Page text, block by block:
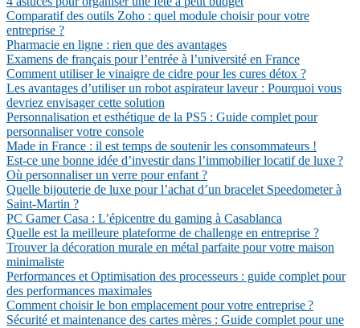
Comparatif des outils Zoho : quel module choisir pour votre
entreprise ?
Pharmacie en ligne : rien que des avantages
Examens de français pour l’entrée à l’université en France
Comment utiliser le vinaigre de cidre pour les cures détox ?
Les avantages d’utiliser un robot aspirateur laveur : Pourquoi vous
devriez envisager cette solution
Personnalisation et esthétique de la PS5 : Guide complet pour
personnaliser votre console
Made in France : il est temps de soutenir les consommateurs !
Est-ce une bonne idée d’investir dans l’immobilier locatif de luxe ?
Où personnaliser un verre pour enfant ?
Quelle bijouterie de luxe pour l’achat d’un bracelet Speedometer à
Saint-Martin ?
PC Gamer Casa : L’épicentre du gaming à Casablanca
Quelle est la meilleure plateforme de challenge en entreprise ?
Trouver la décoration murale en métal parfaite pour votre maison
minimaliste
Performances et Optimisation des processeurs : guide complet pour
des performances maximales
Comment choisir le bon emplacement pour votre entreprise ?
Sécurité et maintenance des cartes mères : Guide complet pour une